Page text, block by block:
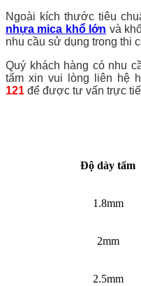
Ngoài kích thước tiêu
nhựa mica khổ lớn và
nhu cầu sử dụng trong thi
Quý khách hàng có nhu
tấm xin vui lòng liên hệ
121 để được tư vấn trực
Độ dày tấm
1.8mm
2mm
2.5mm